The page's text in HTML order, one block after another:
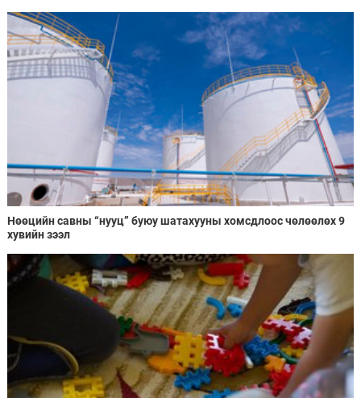
Нөөцийн савны “нууц” буюу шатахууны хомсдлоос чөлөөлөх 9
хувийн зээл